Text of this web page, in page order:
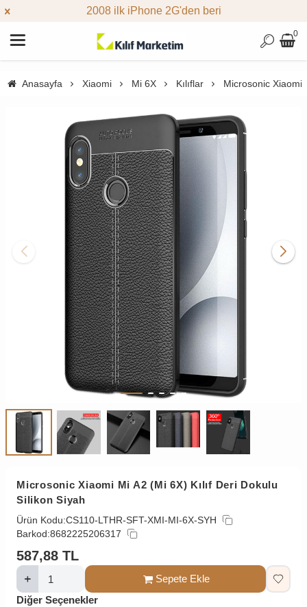
2008 ilk iPhone 2G'den beri
0
Anasayfa Xiaomi Mi 6X Kılıflar Microsonic Xiaomi
Microsonic Xiaomi Mi A2 (Mi 6X) Kılıf Deri Dokulu
Silikon Siyah
Ürün Kodu:CS110-LTHR-SFT-XMI-MI-6X-SYH
Barkod:8682225206317
587,88 TL
Sepete Ekle
Diğer Seçenekler